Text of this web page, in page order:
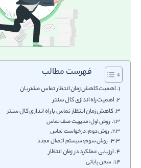
فهرست مطالب
اهمیت کاهش زمان انتظار تماس مشتریان
اهمیت راه اندازی کال سنتر
کاهش زمان انتظار تماس با راه اندازی کال سنتر
روش اول: مدیریت صف‌ تماس
روش دوم: درخواست تماس
روش سوم: سیستم اتصال مجدد
ارزیابی عملکرد در زمان انتظار
سخن پایانی